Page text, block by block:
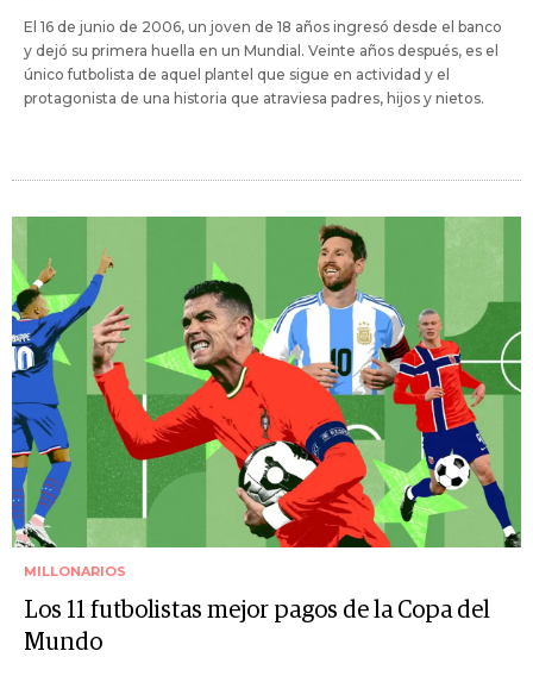
El 16 de junio de 2006, un joven de 18 años ingresó desde el banco
y dejó su primera huella en un Mundial. Veinte años después, es el
único futbolista de aquel plantel que sigue en actividad y el
protagonista de una historia que atraviesa padres, hijos y nietos.
MILLONARIOS
Los 11 futbolistas mejor pagos de la Copa del
Mundo